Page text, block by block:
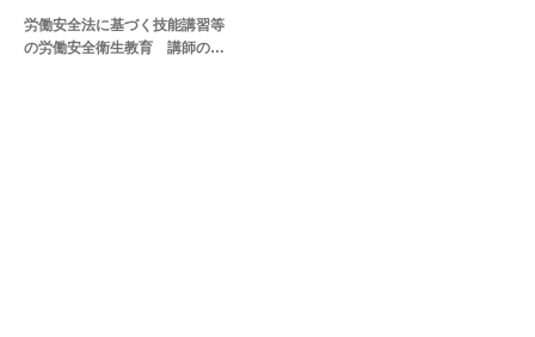
労働安全法に基づく技能講習等
の労働安全衛生教育 講師の募